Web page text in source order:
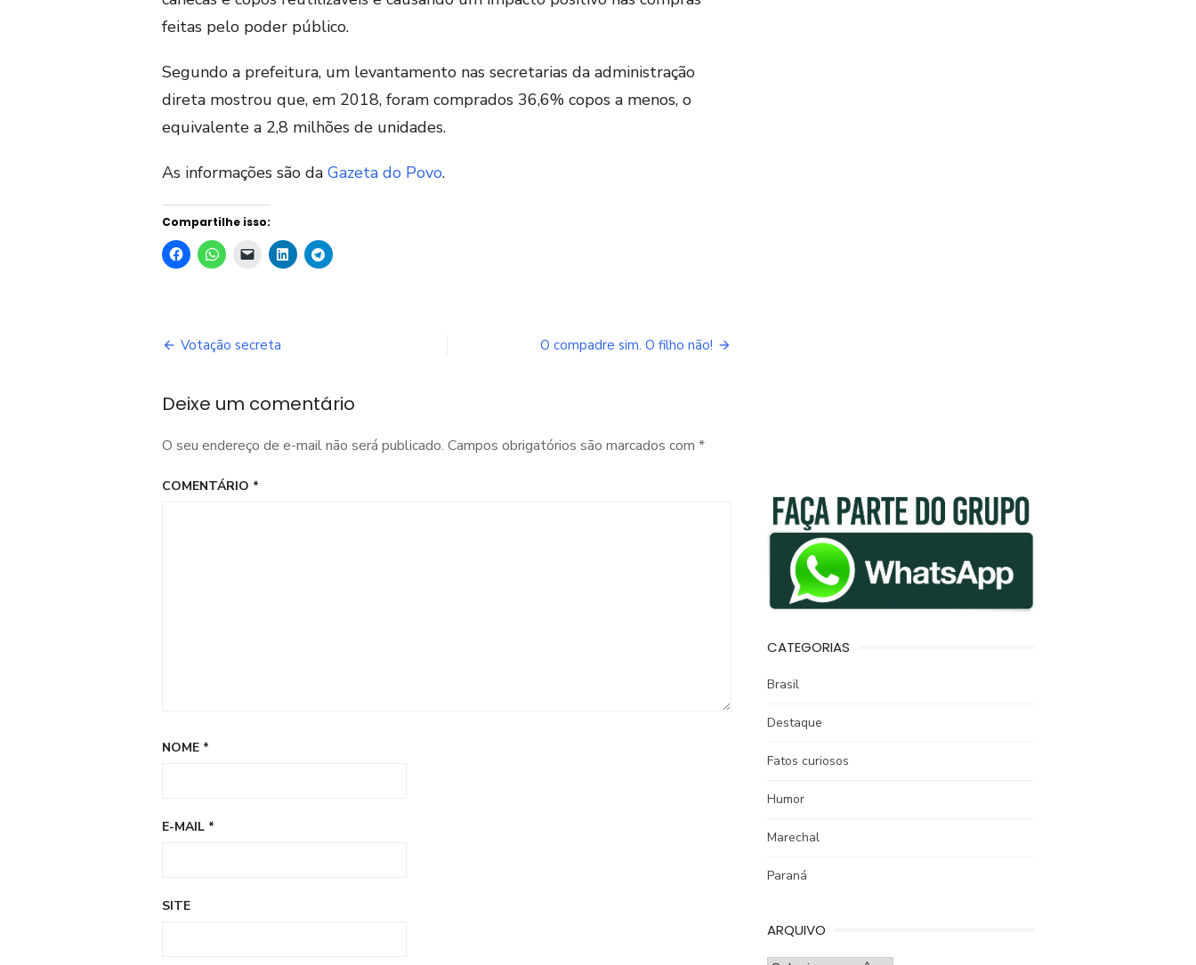
feitas pelo poder público.
Segundo a prefeitura, um levantamento nas secretarias da administração
direta mostrou que, em 2018, foram comprados 36,6% copos a menos, o
equivalente a 2,8 milhões de unidades.
As informações são da Gazeta do Povo.
Compartilhe isso:
Navegação
Post
Votação secreta O compadre sim. O filho não!
Deixe um comentário
O seu endereço de e-mail não será publicado. Campos obrigatórios são marcados com *
COMENTÁRIO *
NOME *
E-MAIL *
SITE
CATEGORIAS
Brasil
Destaque
Fatos curiosos
Humor
Marechal
Paraná
ARQUIVO